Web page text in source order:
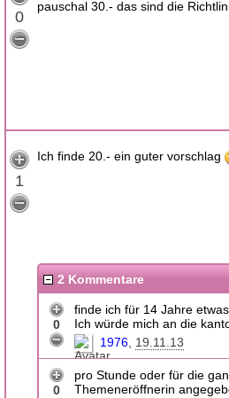
0
pauschal 30.- das sind die
1
Ich finde 20.- ein guter vorschlag
2 Kommentare
0
finde ich für 14 Jahre etwas
Ich würde mich an die
1976 19.11.13
0
pro Stunde oder für die
Themeneröffnerin